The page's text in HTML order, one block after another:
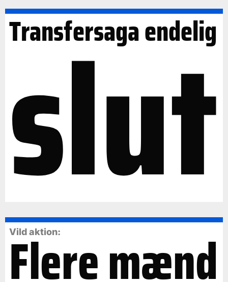
Transfersaga endelig
slut
Vild aktion:
Flere mænd